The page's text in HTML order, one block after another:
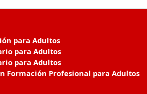
para Adultos
para Adultos
para Adultos
Formación Profesional para Adultos